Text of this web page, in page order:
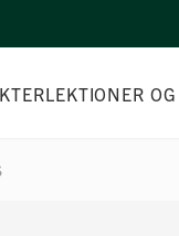
LEKTIONER